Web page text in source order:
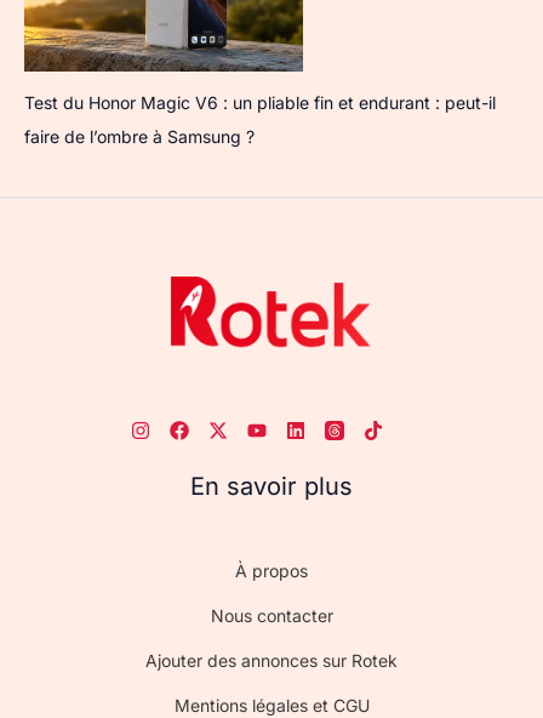
Test du Honor Magic V6 : un pliable fin et endurant : peut-il
faire de l’ombre à Samsung ?
En savoir plus
À propos
Nous contacter
Ajouter des annonces sur Rotek
Mentions légales et CGU